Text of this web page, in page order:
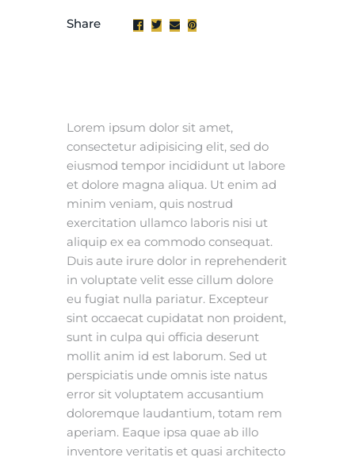
Share
Lorem ipsum dolor sit amet,
consectetur adipisicing elit, sed do
eiusmod tempor incididunt ut labore
et dolore magna aliqua. Ut enim ad
minim veniam, quis nostrud
exercitation ullamco laboris nisi ut
aliquip ex ea commodo consequat.
Duis aute irure dolor in reprehenderit
in voluptate velit esse cillum dolore
eu fugiat nulla pariatur. Excepteur
sint occaecat cupidatat non proident,
sunt in culpa qui officia deserunt
mollit anim id est laborum. Sed ut
perspiciatis unde omnis iste natus
error sit voluptatem accusantium
doloremque laudantium, totam rem
aperiam. Eaque ipsa quae ab illo
inventore veritatis et quasi architecto